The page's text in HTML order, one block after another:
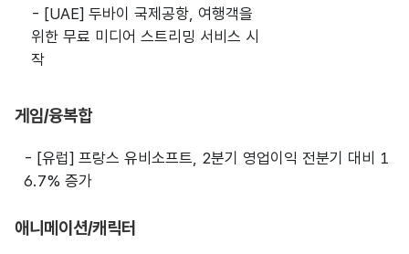
- [UAE] 두바이 국제공항, 여행객을
위한 무료 미디어 스트리밍 서비스 시
작
게임/융복합
- [유럽] 프랑스 유비소프트, 2분기 영업이익 전분기 대비 1
6.7% 증가
애니메이션/캐릭터